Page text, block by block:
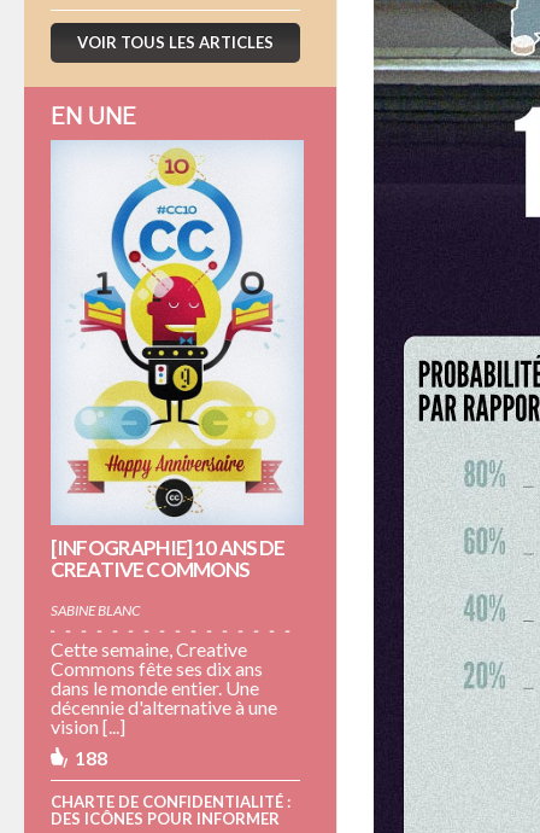
VOIR TOUS LES ARTICLES
EN UNE
[INFOGRAPHIE] 10 ANS DE
CREATIVE COMMONS
SABINE BLANC
Cette semaine, Creative
Commons fête ses dix ans
dans le monde entier. Une
décennie d'alternative à une
vision [...]
188
CHARTE DE CONFIDENTIALITÉ :
DES ICÔNES POUR INFORMER